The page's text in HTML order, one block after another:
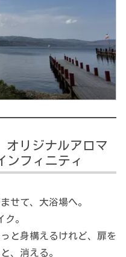
オリジナルアロマ
ンフィニティ
せて、大浴場へ。
。
と身構えるけれど、扉を
、消える。